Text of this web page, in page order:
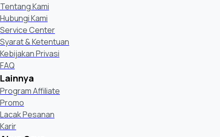
Tentang Kami
Hubungi Kami
Service Center
Syarat & Ketentuan
Kebijakan Privasi
FAQ
Lainnya
Program Affiliate
Promo
Lacak Pesanan
Karir